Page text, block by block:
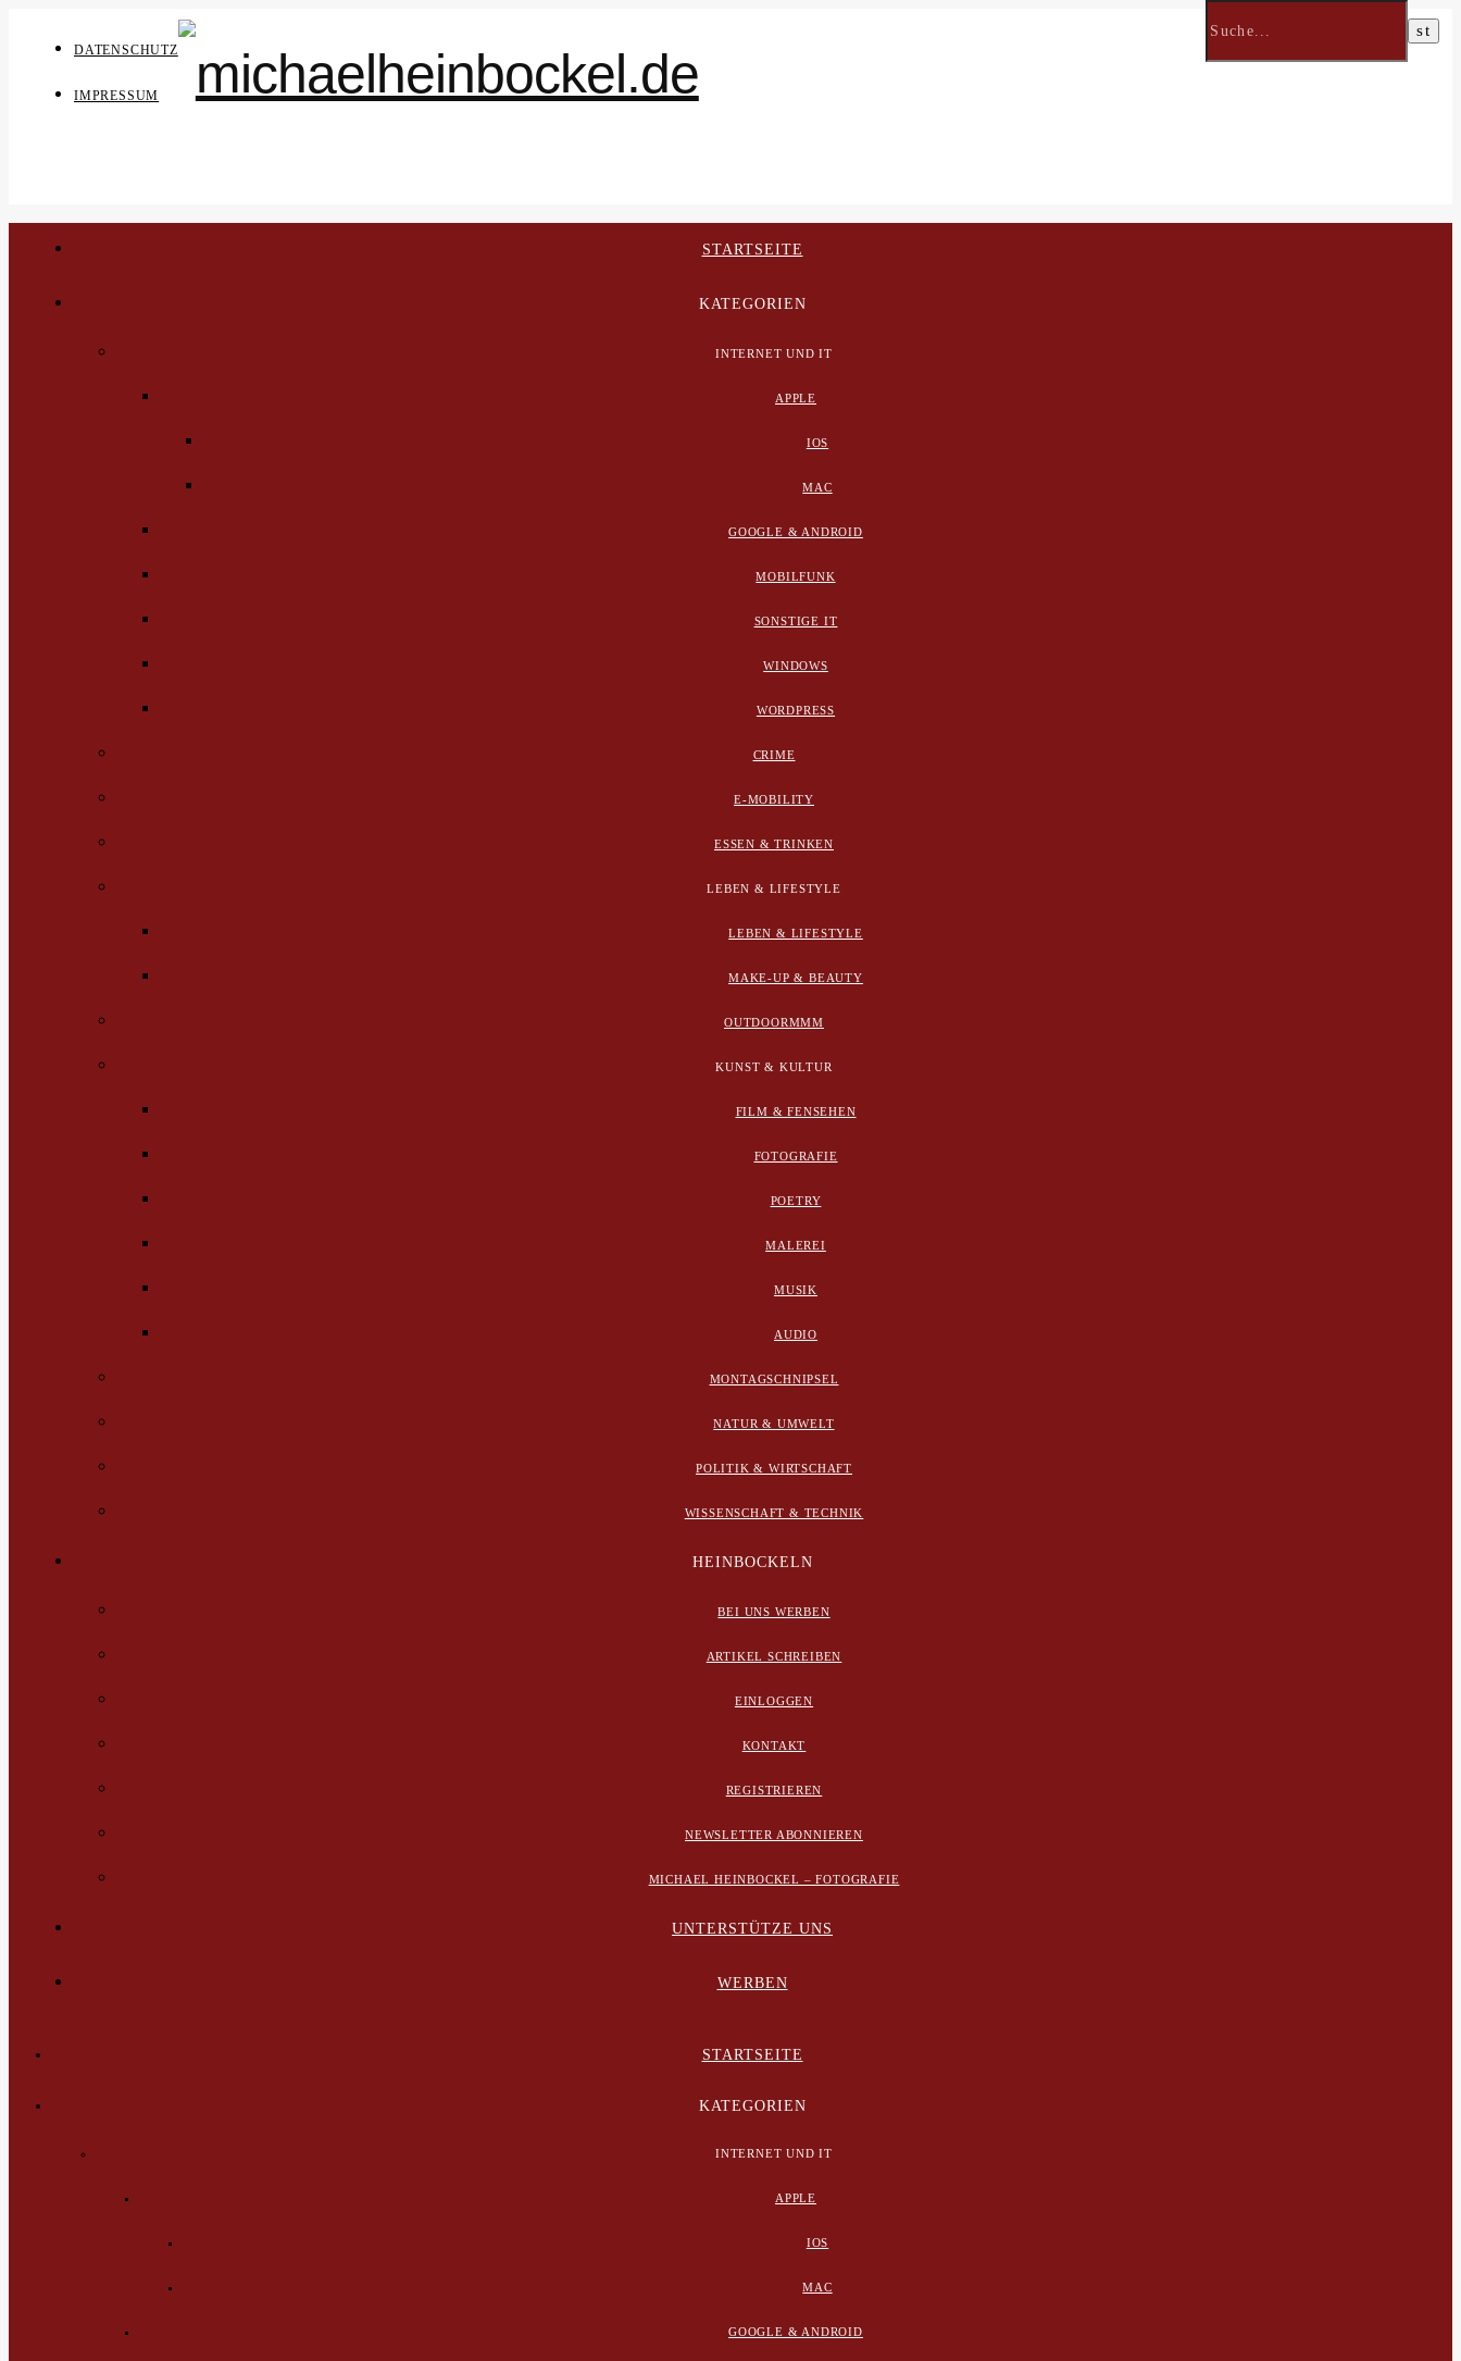
DATENSCHUTZ
IMPRESSUM
STARTSEITE
KATEGORIEN
INTERNET UND IT
APPLE
IOS
MAC
GOOGLE & ANDROID
MOBILFUNK
SONSTIGE IT
WINDOWS
WORDPRESS
CRIME
E-MOBILITY
ESSEN & TRINKEN
LEBEN & LIFESTYLE
LEBEN & LIFESTYLE
MAKE-UP & BEAUTY
OUTDOORMMM
KUNST & KULTUR
FILM & FENSEHEN
FOTOGRAFIE
POETRY
MALEREI
MUSIK
AUDIO
MONTAGSCHNIPSEL
NATUR & UMWELT
POLITIK & WIRTSCHAFT
WISSENSCHAFT & TECHNIK
HEINBOCKELN
BEI UNS WERBEN
ARTIKEL SCHREIBEN
EINLOGGEN
KONTAKT
REGISTRIEREN
NEWSLETTER ABONNIEREN
MICHAEL HEINBOCKEL – FOTOGRAFIE
UNTERSTÜTZE UNS
WERBEN
STARTSEITE
KATEGORIEN
INTERNET UND IT
APPLE
IOS
MAC
GOOGLE & ANDROID